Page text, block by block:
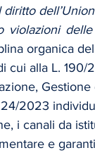
violazioni
organica
cui alla L.
Gestione
2023
i canali da
e